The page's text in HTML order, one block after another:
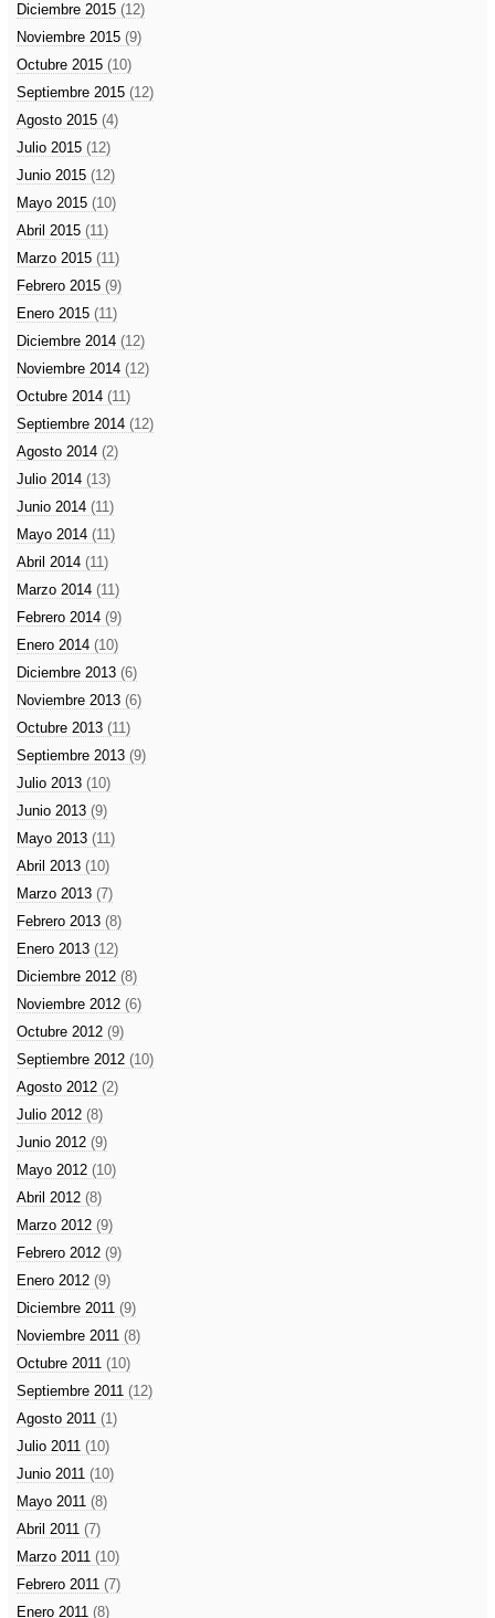
Diciembre 2015 (12)
Noviembre 2015 (9)
Octubre 2015 (10)
Septiembre 2015 (12)
Agosto 2015 (4)
Julio 2015 (12)
Junio 2015 (12)
Mayo 2015 (10)
Abril 2015 (11)
Marzo 2015 (11)
Febrero 2015 (9)
Enero 2015 (11)
Diciembre 2014 (12)
Noviembre 2014 (12)
Octubre 2014 (11)
Septiembre 2014 (12)
Agosto 2014 (2)
Julio 2014 (13)
Junio 2014 (11)
Mayo 2014 (11)
Abril 2014 (11)
Marzo 2014 (11)
Febrero 2014 (9)
Enero 2014 (10)
Diciembre 2013 (6)
Noviembre 2013 (6)
Octubre 2013 (11)
Septiembre 2013 (9)
Julio 2013 (10)
Junio 2013 (9)
Mayo 2013 (11)
Abril 2013 (10)
Marzo 2013 (7)
Febrero 2013 (8)
Enero 2013 (12)
Diciembre 2012 (8)
Noviembre 2012 (6)
Octubre 2012 (9)
Septiembre 2012 (10)
Agosto 2012 (2)
Julio 2012 (8)
Junio 2012 (9)
Mayo 2012 (10)
Abril 2012 (8)
Marzo 2012 (9)
Febrero 2012 (9)
Enero 2012 (9)
Diciembre 2011 (9)
Noviembre 2011 (8)
Octubre 2011 (10)
Septiembre 2011 (12)
Agosto 2011 (1)
Julio 2011 (10)
Junio 2011 (10)
Mayo 2011 (8)
Abril 2011 (7)
Marzo 2011 (10)
Febrero 2011 (7)
Enero 2011 (8)